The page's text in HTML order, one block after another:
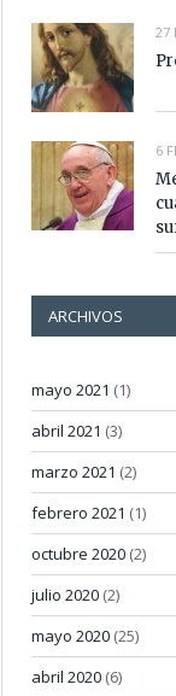
27
6
ARCHIVOS
mayo 2021 (1)
abril 2021 (3)
marzo 2021 (2)
febrero 2021 (1)
octubre 2020 (2)
julio 2020 (2)
mayo 2020 (25)
abril 2020 (6)